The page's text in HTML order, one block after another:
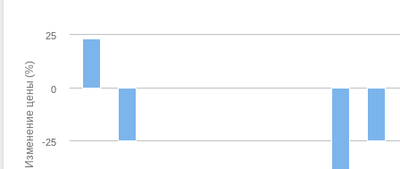
Изменение цены (%) 0
-25
25